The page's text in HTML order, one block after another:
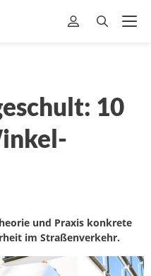
10
und Praxis konkrete
im Straßenverkehr.